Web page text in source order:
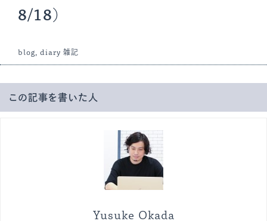
8/18）
blog diary 雑記
この記事を書いた人
Yusuke Okada